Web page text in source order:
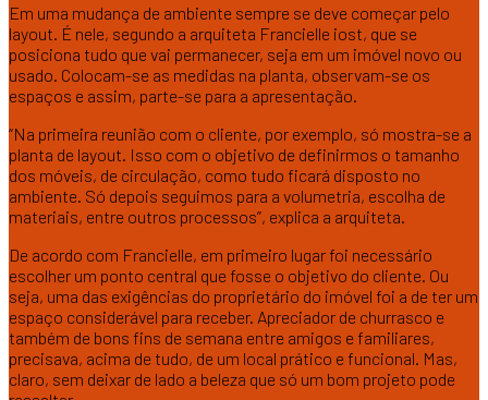
Em uma mudança de ambiente sempre se deve começar pelo
layout. É nele, segundo a arquiteta Francielle iost, que se
posiciona tudo que vai permanecer, seja em um imóvel novo ou
usado. Colocam-se as medidas na planta, observam-se os
espaços e assim, parte-se para a apresentação.
“Na primeira reunião com o cliente, por exemplo, só mostra-se a
planta de layout. Isso com o objetivo de definirmos o tamanho
dos móveis, de circulação, como tudo ficará disposto no
ambiente. Só depois seguimos para a volumetria, escolha de
materiais, entre outros processos”, explica a arquiteta.
De acordo com Francielle, em primeiro lugar foi necessário
escolher um ponto central que fosse o objetivo do cliente. Ou
seja, uma das exigências do proprietário do imóvel foi a de ter um
espaço considerável para receber. Apreciador de churrasco e
também de bons fins de semana entre amigos e familiares,
precisava, acima de tudo, de um local prático e funcional. Mas,
claro, sem deixar de lado a beleza que só um bom projeto pode